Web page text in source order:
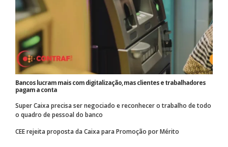
Bancos lucram mais com digitalização, mas clientes e trabalhadores
pagam a conta
Super Caixa precisa ser negociado e reconhecer o trabalho de todo
o quadro de pessoal do banco
CEE rejeita proposta da Caixa para Promoção por Mérito